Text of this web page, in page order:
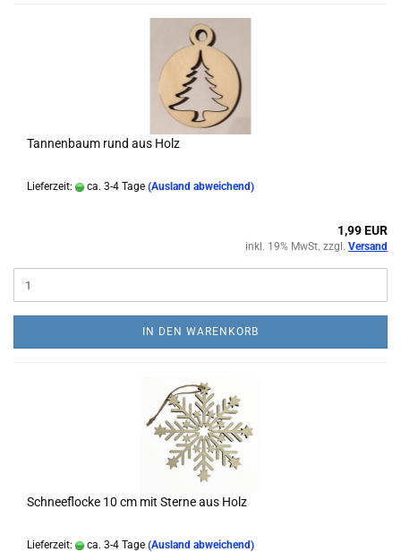
Tannenbaum rund aus Holz
Lieferzeit: ca. 3-4 Tage (Ausland abweichend)
1,99 EUR
inkl. 19% MwSt. zzgl. Versand
IN DEN WARENKORB
Schneeflocke 10 cm mit Sterne aus Holz
Lieferzeit: ca. 3-4 Tage (Ausland abweichend)